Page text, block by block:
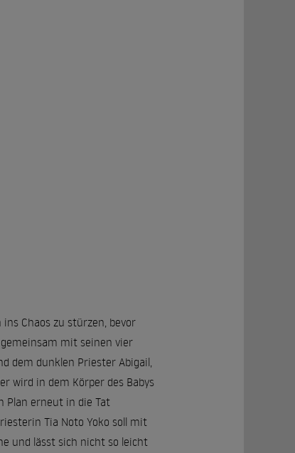
Chaos zu stürzen, bevor
mit seinen vier
dem dunklen Priester Abigail,
wird in dem Körper des Babys
Plan erneut in die Tat
Tia Noto Yoko soll mit
und lässt sich nicht so leicht